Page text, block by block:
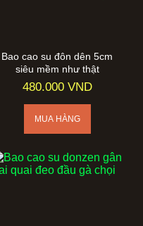
Bao cao su đôn dên 5cm
siêu mềm như thật
480.000 VND